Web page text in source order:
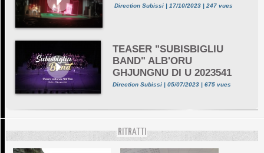
Direction Subissi | 17/10/2023 | 247 vues
TEASER "SUBISBIGLIU
BAND" ALB'ORU
GHJUNGNU DI U 2023541
Direction Subissi | 05/07/2023 | 675 vues
RITRATTI